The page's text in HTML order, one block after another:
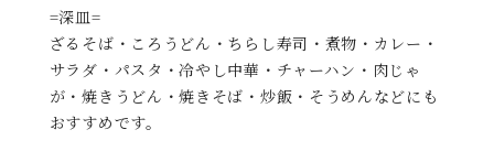
=深皿=
ざるそば・ころうどん・ちらし寿司・煮物・カレー・
サラダ・パスタ・冷やし中華・チャーハン・肉じゃ
が・焼きうどん・焼きそば・炒飯・そうめんなどにも
おすすめです。